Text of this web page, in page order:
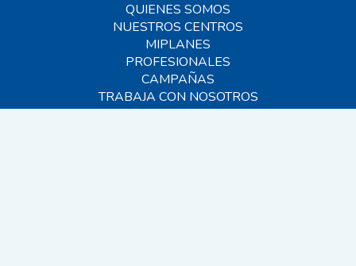
QUIENES SOMOS
NUESTROS CENTROS
MIPLANES
PROFESIONALES
CAMPAÑAS
TRABAJA CON NOSOTROS
BLOG